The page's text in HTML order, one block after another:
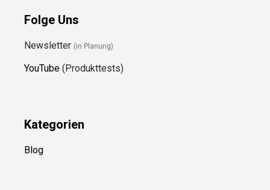
Folge Uns
Newsletter (in Planung)
YouTube (Produkttests)
Kategorien
Blog